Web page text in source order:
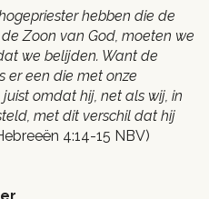
hebben die de
Zoon van God, moeten we
we belijden. Want de
er een die met onze
omdat hij, net als wij, in
met dit verschil dat hij
4:14-15 NBV)